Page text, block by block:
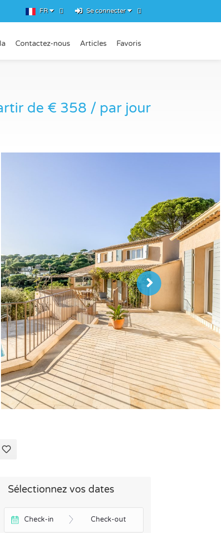
FR Se connecter
Contactez-nous Articles Favoris
de € 358 / par jour
Sélectionnez vos dates
Check-in Check-out